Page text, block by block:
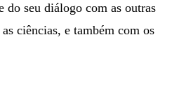
do seu diálogo com as outras
ciências, e também com os